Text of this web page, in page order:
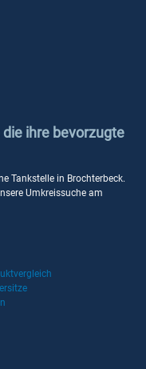
ihre bevorzugte
Tankstelle in Brochterbeck.
Umkreissuche am